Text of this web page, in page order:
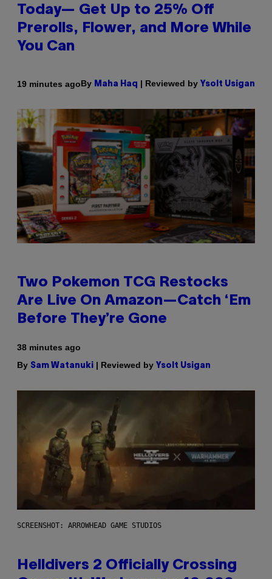
Today— Get Up to 25% Off
Prerolls, Flower, and More While
You Can
19 minutes agoBy Maha Haq | Reviewed by Ysolt Usigan
Two Pokemon TCG Restocks
Are Live On Amazon—Catch ‘Em
Before They’re Gone
38 minutes ago
By Sam Watanuki | Reviewed by Ysolt Usigan
SCREENSHOT: ARROWHEAD GAME STUDIOS
Helldivers 2 Officially Crossing